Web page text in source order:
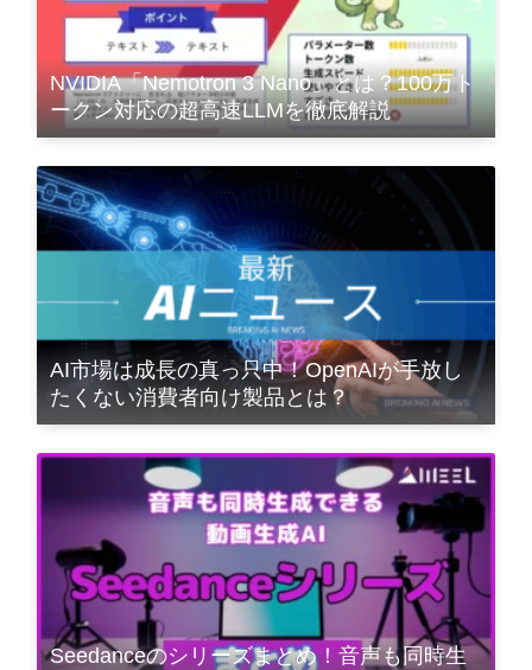
NVIDIA「Nemotron 3 Nano」とは？100万ト
ークン対応の超高速LLMを徹底解説
AI市場は成長の真っ只中！OpenAIが手放し
たくない消費者向け製品とは？
Seedanceのシリーズまとめ！音声も同時生